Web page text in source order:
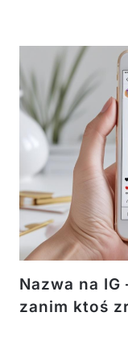
Nazwa na
zanim ktoś